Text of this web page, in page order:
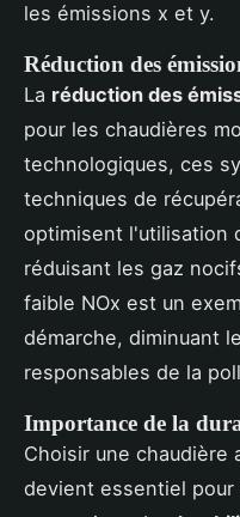
les émissions x et y.
Réduction des
La réduction des
pour les chaudières
technologiques, ces
techniques de
optimisent l'utilisation
réduisant les gaz
faible NOx est un
démarche, diminuant
responsables de la
Importance de la
Choisir une chaudière
devient essentiel